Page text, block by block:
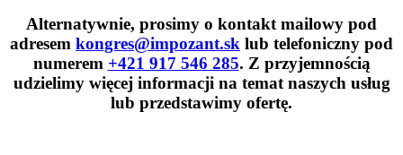
Alternatywnie, prosimy o kontakt mailowy pod
adresem kongres@impozant.sk lub telefoniczny pod
numerem +421 917 546 285. Z przyjemnością
udzielimy więcej informacji na temat naszych usług
lub przedstawimy ofertę.